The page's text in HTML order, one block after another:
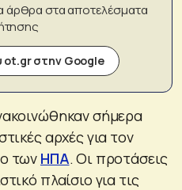
άρθρα στα αποτελέσματα
ot.gr στην Google
σήμερα
αρχές για τον
των ΗΠΑ. Οι προτάσεις
πλαίσιο για τις